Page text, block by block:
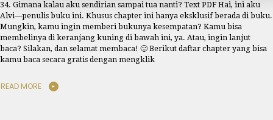
34. Gimana kalau aku sendirian sampai tua nanti? Text PDF Hai, ini aku
Alvi—penulis buku ini. Khusus chapter ini hanya eksklusif berada di buku.
Mungkin, kamu ingin memberi bukunya kesempatan? Kamu bisa
membelinya di keranjang kuning di bawah ini, ya. Atau, ingin lanjut
baca? Silakan, dan selamat membaca! 🙂 Berikut daftar chapter yang bisa
kamu baca secara gratis dengan mengklik
READ MORE